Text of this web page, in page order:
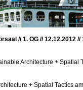
// 1. OG //12.12.2012 //
Architecture + Spatial
+ Spatial Tactics